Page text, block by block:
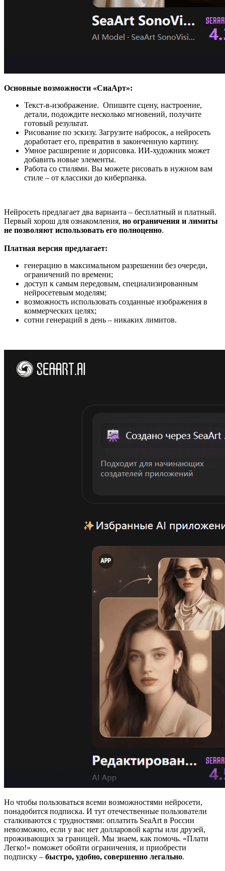
Основные возможности «СиаАрт»:
Текст-в-изображение. Опишите сцену, настроение,
детали, подождите несколько мгновений, получите
готовый результат.
Рисование по эскизу. Загрузите набросок, а нейросеть
доработает его, превратив в законченную картину.
Умное расширение и дорисовка. ИИ-художник может
добавить новые элементы.
Работа со стилями. Вы можете рисовать в нужном вам
стиле – от классики до киберпанка.
Нейросеть предлагает два варианта – бесплатный и платный.
Первый хорош для ознакомления, но ограничения и лимиты
не позволяют использовать его полноценно.
Платная версия предлагает:
генерацию в максимальном разрешении без очереди,
ограничений по времени;
доступ к самым передовым, специализированным
нейросетевым моделям;
возможность использовать созданные изображения в
коммерческих целях;
сотни генераций в день – никаких лимитов.
Но чтобы пользоваться всеми возможностями нейросети,
понадобится подписка. И тут отечественные пользователи
сталкиваются с трудностями: оплатить SeaArt в России
невозможно, если у вас нет долларовой карты или друзей,
проживающих за границей. Мы знаем, как помочь. «Плати
Легко!» поможет обойти ограничения, и приобрести
подписку – быстро, удобно, совершенно легально.